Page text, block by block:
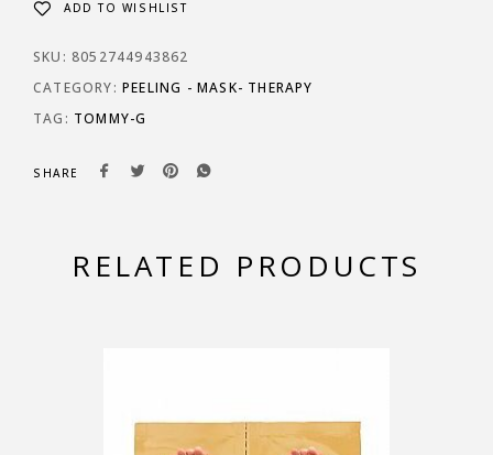
ADD TO WISHLIST
SKU: 8052744943862
CATEGORY: PEELING - MASK- THERAPY
TAG: TOMMY-G
SHARE
RELATED PRODUCTS